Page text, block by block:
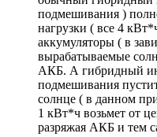
подмешивания )
нагрузки ( все 4
аккумуляторы ( в
вырабатываемые
АКБ. А гибридный
подмешивания
солнце ( в данном
1 кВт*ч возьмет от
разряжая АКБ и тем